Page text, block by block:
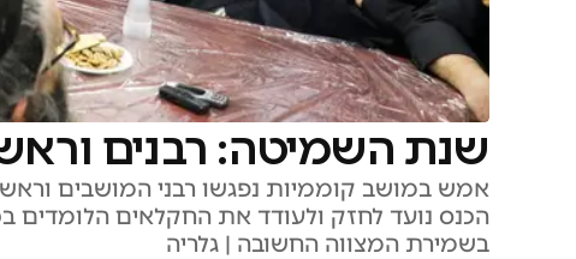
שנת השמיטה: רבנים
אמש במושב קוממיות נפגשו רבני המושבים
הכנס נועד לחזק ולעודד את החקלאים הלומדים
בשמירת המצווה החשובה | גלריה